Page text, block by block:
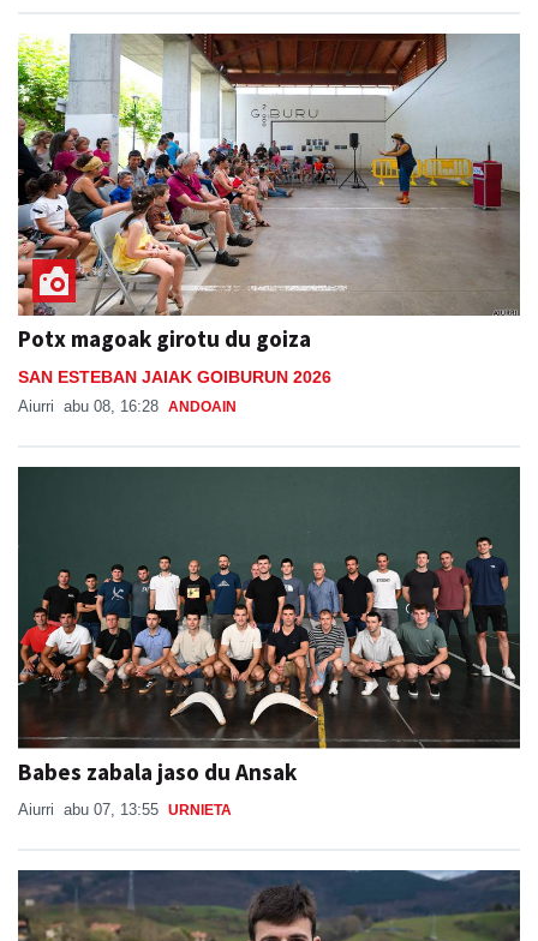
Potx magoak girotu du goiza
SAN ESTEBAN JAIAK GOIBURUN 2026
Aiurri abu 08, 16:28 ANDOAIN
Babes zabala jaso du Ansak
Aiurri abu 07, 13:55 URNIETA